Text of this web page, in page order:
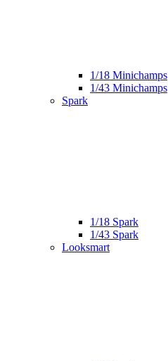
1/18 Minichamps
1/43 Minichamps
Spark
1/18 Spark
1/43 Spark
Looksmart